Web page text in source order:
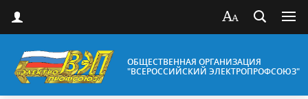
ОБЩЕСТВЕННАЯ ОРГАНИЗАЦИЯ
"ВСЕРОССИЙСКИЙ ЭЛЕКТРОПРОФСОЮЗ"